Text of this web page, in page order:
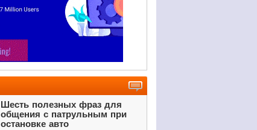
Шесть полезных фраз для
общения с патрульным при
остановке авто